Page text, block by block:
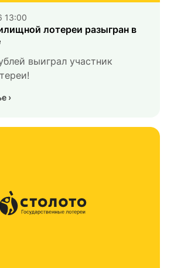
13:00
лотереи разыгран в
выиграл участник